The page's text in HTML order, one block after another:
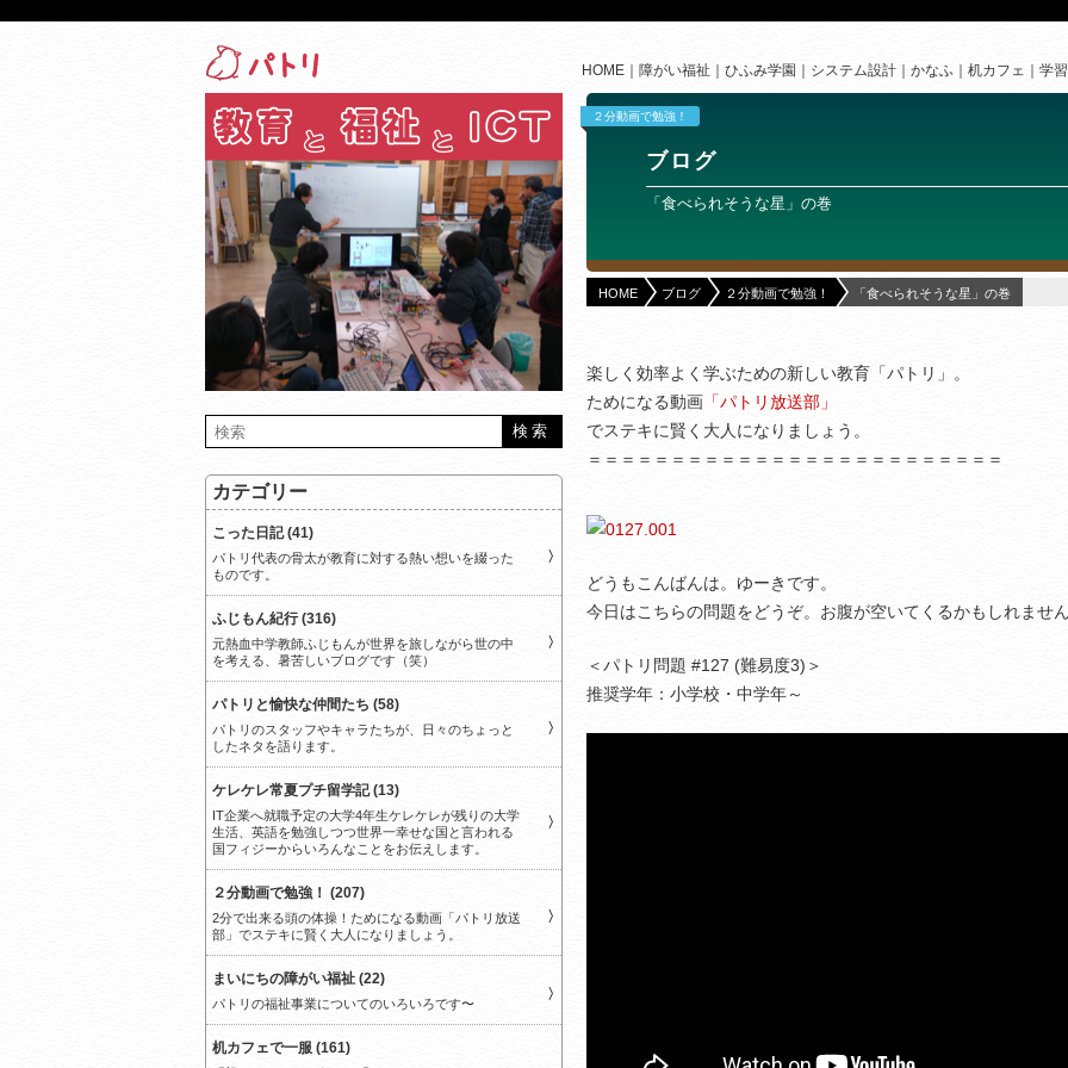
HOME 障がい福祉 ひふみ学園 システム設計 かなふ 机カフェ 学
２分動画で勉強！
ブログ
「食べられそうな星」の巻
HOME ブログ ２分動画で勉強！ 「食べられそうな星」の巻
楽しく効率よく学ぶための新しい教育「パトリ」。
ためになる動画 「パトリ放送部」
でステキに賢く大人になりましょう。
＝＝＝＝＝＝＝＝＝＝＝＝＝＝＝＝＝＝＝＝＝＝＝＝＝
どうもこんばんは。ゆーきです。
今日はこちらの問題をどうぞ。お腹が空いてくるかもしれませ
＜パトリ問題 #127 (難易度3)＞
推奨学年：小学校・中学年～
カテゴリー
こった日記 (41)
パトリ代表の骨太が教育に対する熱い想いを綴った
ものです。
ふじもん紀行 (316)
元熱血中学教師ふじもんが世界を旅しながら世の中
を考える、暑苦しいブログです（笑）
パトリと愉快な仲間たち (58)
パトリのスタッフやキャラたちが、日々のちょっと
したネタを語ります。
ケレケレ常夏プチ留学記 (13)
IT企業へ就職予定の大学4年生ケレケレが残りの大学
生活、英語を勉強しつつ世界一幸せな国と言われる
国フィジーからいろんなことをお伝えします。
２分動画で勉強！ (207)
2分で出来る頭の体操！ためになる動画「パトリ放送
部」でステキに賢く大人になりましょう。
まいにちの障がい福祉 (22)
パトリの福祉事業についてのいろいろです〜
机カフェで一服 (161)